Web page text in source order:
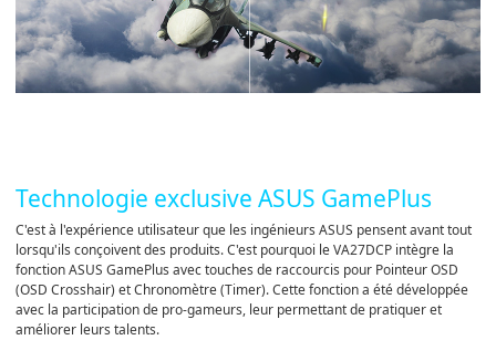
Technologie exclusive ASUS GamePlus
C'est à l'expérience utilisateur que les ingénieurs ASUS pensent avant tout
lorsqu'ils conçoivent des produits. C'est pourquoi le VA27DCP intègre la
fonction ASUS GamePlus avec touches de raccourcis pour Pointeur OSD
(OSD Crosshair) et Chronomètre (Timer). Cette fonction a été développée
avec la participation de pro-gameurs, leur permettant de pratiquer et
améliorer leurs talents.